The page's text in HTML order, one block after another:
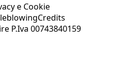
e Cookie
Credits
P.Iva 00743840159